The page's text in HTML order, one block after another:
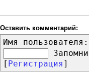
Оставить комментарий:
Имя пользователя:
[ Регистрация ]